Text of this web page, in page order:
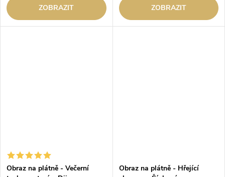
ZOBRAZIT ZOBRAZIT
Obraz na plátně - Večerní
Obraz na plátně - Hřející